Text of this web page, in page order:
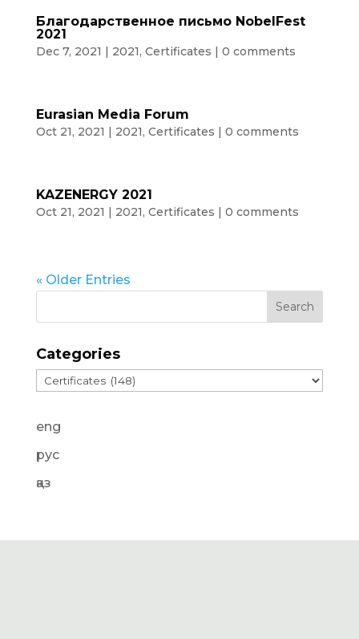
Благодарственное письмо NobelFest
2021
Dec 7, 2021 | 2021, Certificates | 0 comments
Eurasian Media Forum
Oct 21, 2021 | 2021, Certificates | 0 comments
KAZENERGY 2021
Oct 21, 2021 | 2021, Certificates | 0 comments
« Older Entries
Categories
Categories
eng
рус
қаз